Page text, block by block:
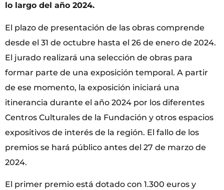
lo largo del año 2024.
El plazo de presentación de las obras comprende
desde el 31 de octubre hasta el 26 de enero de 2024.
El jurado realizará una selección de obras para
formar parte de una exposición temporal. A partir
de ese momento, la exposición iniciará una
itinerancia durante el año 2024 por los diferentes
Centros Culturales de la Fundación y otros espacios
expositivos de interés de la región. El fallo de los
premios se hará público antes del 27 de marzo de
2024.
El primer premio está dotado con 1.300 euros y